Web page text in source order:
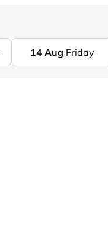
14 Aug Friday